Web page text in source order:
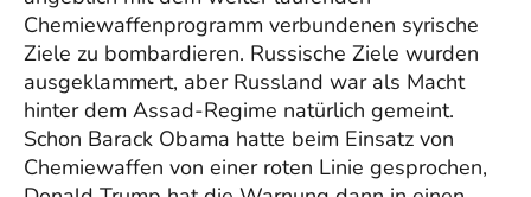
Chemiewaffenprogramm verbundenen syrische
Ziele zu bombardieren. Russische Ziele wurden
ausgeklammert, aber Russland war als Macht
hinter dem Assad-Regime natürlich gemeint.
Schon Barack Obama hatte beim Einsatz von
Chemiewaffen von einer roten Linie gesprochen,